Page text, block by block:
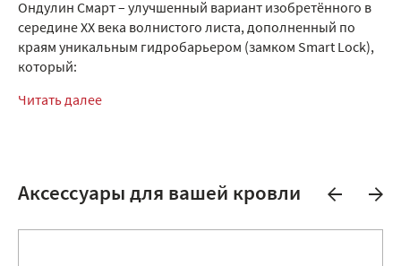
Ондулин Смарт – улучшенный вариант изобретённого в
середине XX века волнистого листа, дополненный по
краям уникальным гидробарьером (замком Smart Lock),
который:
Читать далее
Аксессуары для вашей кровли